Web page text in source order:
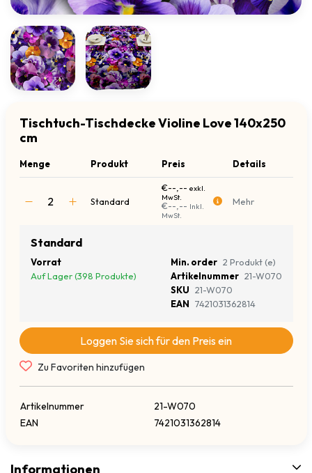
Tischtuch-Tischdecke Violine Love 140x250
cm
Menge Produkt Preis Details
Standard
€--,-- exkl.
MwSt.
€--,-- Inkl.
MwSt.
Mehr
Standard
Vorrat
Auf Lager (398 Produkte)
Min. order 2 Produkt (e)
Artikelnummer 21-W070
SKU 21-W070
EAN 7421031362814
Loggen Sie sich für den Preis ein
Zu Favoriten hinzufügen
Artikelnummer
21-W070
EAN
7421031362814
Informationen